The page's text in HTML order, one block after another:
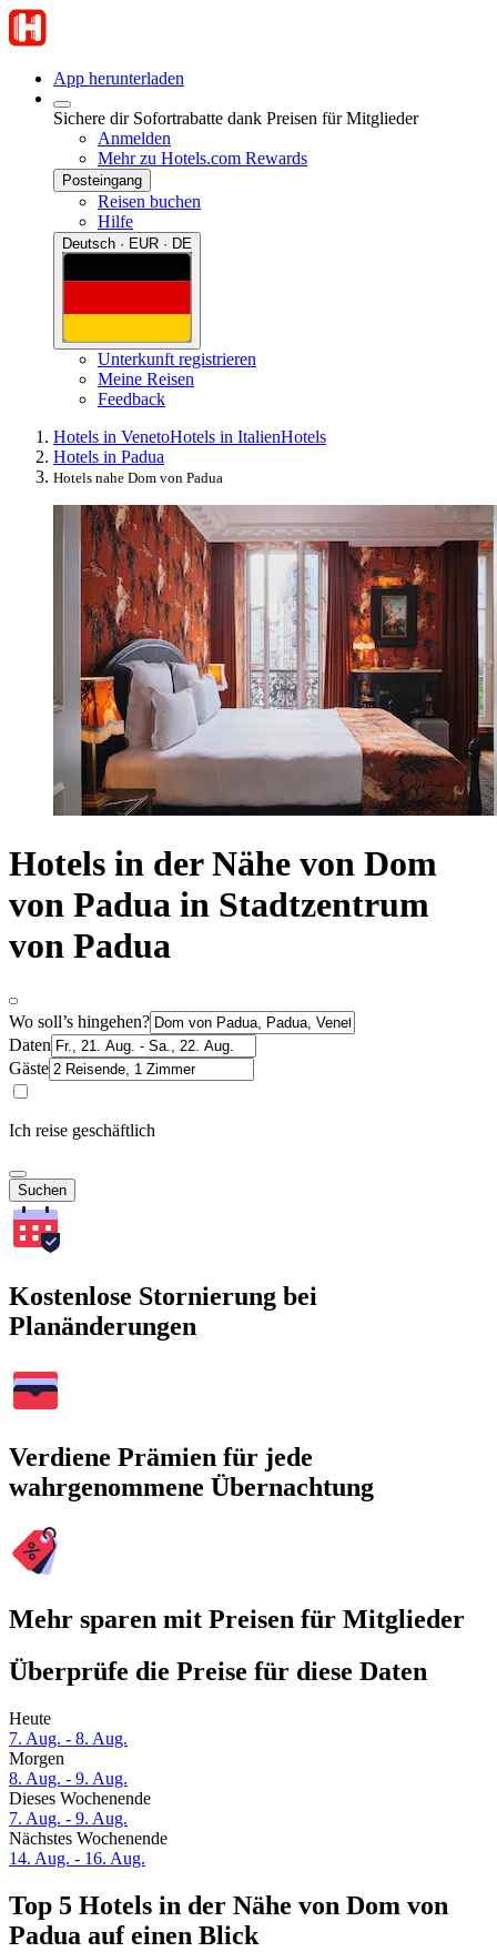
App herunterladen
Sichere dir Sofortrabatte dank Preisen für Mitglieder
Anmelden
Mehr zu Hotels.com Rewards
Posteingang
Reisen buchen
Hilfe
Deutsch · EUR · DE
Unterkunft registrieren
Meine Reisen
Feedback
Hotels in VenetoHotels in ItalienHotels
Hotels in Padua
Hotels nahe Dom von Padua
Hotels in der Nähe von Dom
von Padua in Stadtzentrum
von Padua
Wo soll’s hingehen?
Daten
Gäste
Ich reise geschäftlich
Suchen
Kostenlose Stornierung bei
Planänderungen
Verdiene Prämien für jede
wahrgenommene Übernachtung
Mehr sparen mit Preisen für Mitglieder
Überprüfe die Preise für diese Daten
Heute
7. Aug. - 8. Aug.
Morgen
8. Aug. - 9. Aug.
Dieses Wochenende
7. Aug. - 9. Aug.
Nächstes Wochenende
14. Aug. - 16. Aug.
Top 5 Hotels in der Nähe von Dom von
Padua auf einen Blick